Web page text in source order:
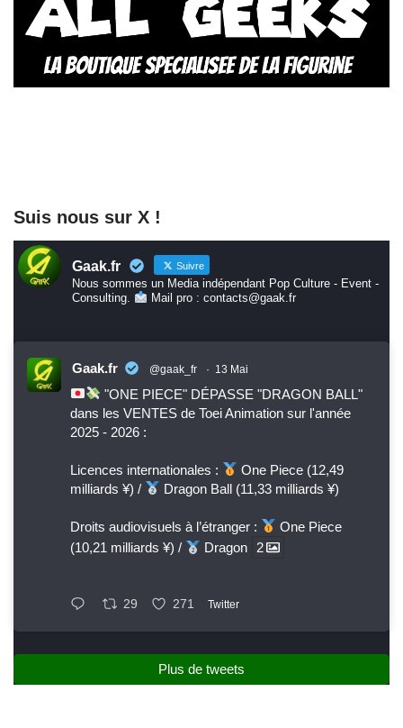
Suis nous sur X !
Gaak.fr Suivre
Nous sommes un Media indépendant Pop Culture - Event -
Consulting.
Mail pro : contacts@gaak.fr
Gaak.fr @gaak_fr · 13 Mai
"ONE PIECE" DÉPASSE "DRAGON BALL"
dans les VENTES de Toei Animation sur l'année
2025 - 2026 :
Licences internationales :
One Piece (12,49
milliards ¥) /
Dragon Ball (11,33 milliards ¥)
Droits audiovisuels à l’étranger :
One Piece
(10,21 milliards ¥) /
Dragon 2
29 271 Twitter
Plus de tweets